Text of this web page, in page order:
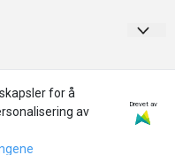
tilbud!
for å
av
Drevet av